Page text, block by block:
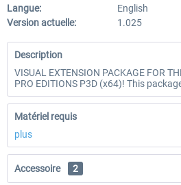
Langue:
English
Version actuelle:
1.025
Description
VISUAL EXTENSION PACKAGE FOR
PRO EDITIONS P3D (x64)! This
Matériel requis
plus
Accessoire 2